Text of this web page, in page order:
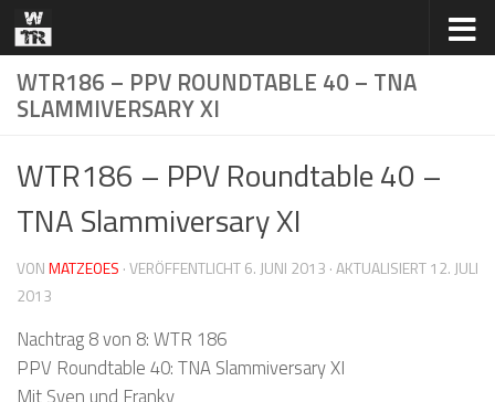
Zum Inhalt springen
WTR186 – PPV ROUNDTABLE 40 – TNA
SLAMMIVERSARY XI
WTR186 – PPV Roundtable 40 –
TNA Slammiversary XI
VONMATZEOES · VERÖFFENTLICHT6. JUNI 2013 · AKTUALISIERT12. JULI
2013
Nachtrag 8 von 8: WTR 186
PPV Roundtable 40: TNA Slammiversary XI
Mit Sven und Franky